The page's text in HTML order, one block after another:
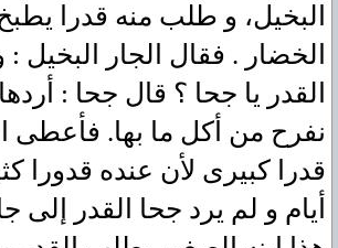
البخيل، و طلب منه قدرا
الخضار . فقال الجار البخيل
القدر يا جحا ؟ قال جحا :
نفرح من أكل ما بها. فأعطى
قدرا كبيرى لأن عنده قدورا
أيام و لم يرد جحا القدر إلى